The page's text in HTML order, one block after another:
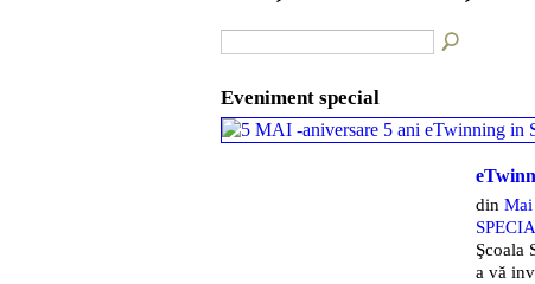
Eveniment special
din Mai
Şcoala
a vă